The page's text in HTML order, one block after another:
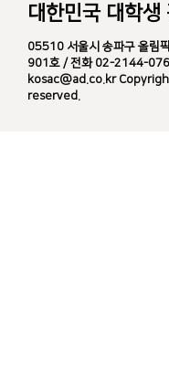
대한민국 대학생
05510 서울시 송파구 올림
901호 / 전화 02-2144-
kosac@ad.co.kr
reserved.